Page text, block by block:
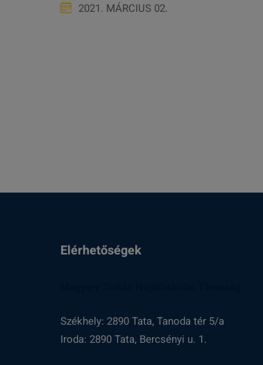
2021. MÁRCIUS 02.
Elérhetőségek
Székhely: 2890 Tata, Tanoda tér 5/a
Iroda: 2890 Tata, Bercsényi u. 1.